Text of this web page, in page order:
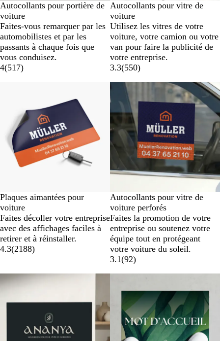
Autocollants pour portière de
voiture
Faites-vous remarquer par les
automobilistes et par les
passants à chaque fois que
vous conduisez.
4(517)
Autocollants pour vitre de
voiture
Utilisez les vitres de votre
voiture, votre camion ou votre
van pour faire la publicité de
votre entreprise.
3.3(550)
Plaques aimantées pour
voiture
Faites décoller votre entreprise
avec des affichages faciles à
retirer et à réinstaller.
4.3(2188)
Nouvelles options
Autocollants pour vitre de
voiture perforés
Faites la promotion de votre
entreprise ou soutenez votre
équipe tout en protégeant
votre voiture du soleil.
3.1(92)
Nouvelles options